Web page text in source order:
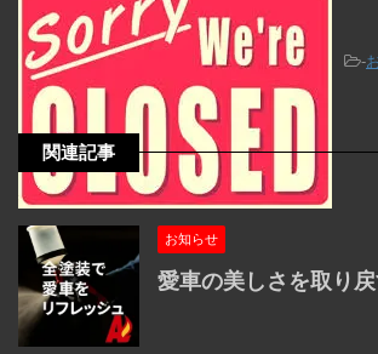
-
関連記事
お知らせ
愛車の美しさを取り